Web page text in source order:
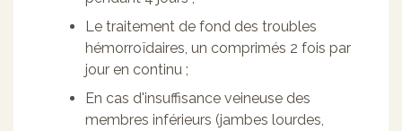
Le traitement de fond des troubles
hémorroïdaires, un comprimés 2 fois par
jour en continu ;
En cas d'insuffisance veineuse des
membres inférieurs (jambes lourdes,